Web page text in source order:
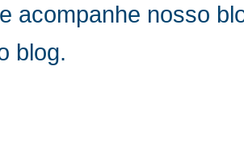
acompanhe nosso
blog.